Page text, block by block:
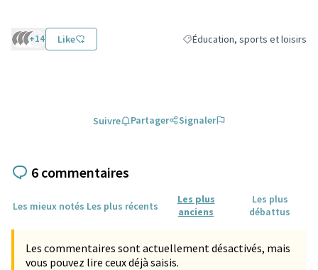
+14 Like Filtrer les résultats de la
Éducation, sports et loisirs
Suivre Partager Signaler
6 commentaires
Les mieux notés Les plus récents
Les plus
anciens
Les plus
débattus
Les commentaires sont actuellement désactivés, mais
vous pouvez lire ceux déjà saisis.